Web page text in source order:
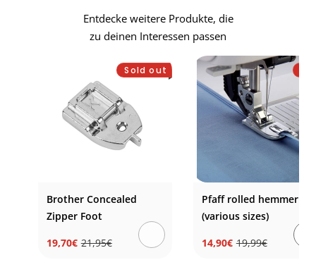
Entdecke weitere Produkte, die
zu deinen Interessen passen
Sold out
Brother Concealed
Zipper Foot
Regular21,95€
Sale
19,70€
Pfaff rolled hemmer
(various sizes)
Regular19,99€
Sale
14,90€